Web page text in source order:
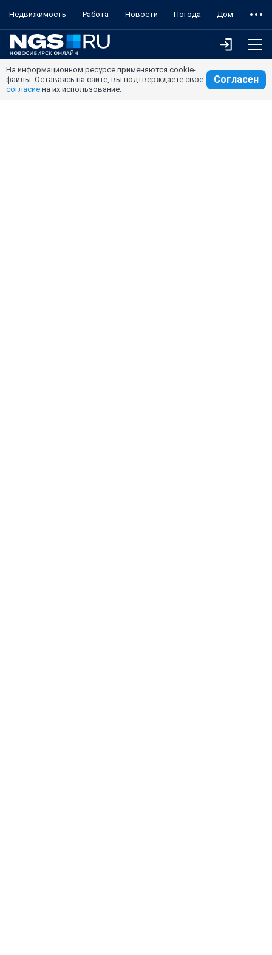
Недвижимость Работа Новости Погода Дом
На информационном ресурсе применяются cookie-
файлы. Оставаясь на сайте, вы подтверждаете свое
согласие на их использование.
Согласен